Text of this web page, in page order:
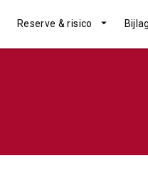
Reserve & risico